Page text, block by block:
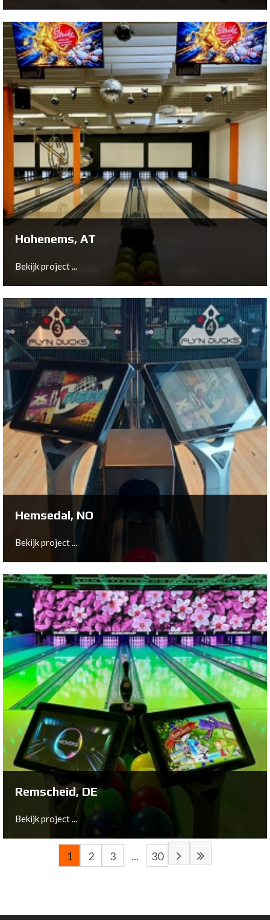
Espel, NL
Bekijk project ...
Hohenems, AT
Bekijk project ...
Hohenems, AT
Bekijk project ...
Hemsedal, NO
Bekijk project ...
Hemsedal, NO
Bekijk project ...
Remscheid, DE
Bekijk project ...
1 2 3 ... 30